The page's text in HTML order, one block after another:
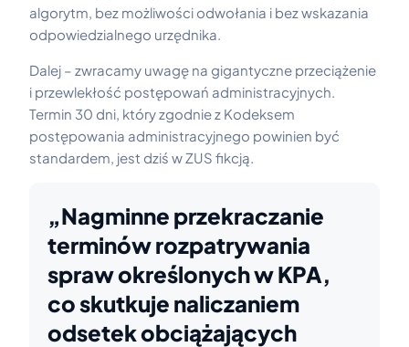
algorytm, bez możliwości odwołania i bez wskazania
odpowiedzialnego urzędnika.
Dalej – zwracamy uwagę na gigantyczne przeciążenie
i przewlekłość postępowań administracyjnych.
Termin 30 dni, który zgodnie z Kodeksem
postępowania administracyjnego powinien być
standardem, jest dziś w ZUS fikcją.
„Nagminne przekraczanie
terminów rozpatrywania
spraw określonych w KPA,
co skutkuje naliczaniem
odsetek obciążających